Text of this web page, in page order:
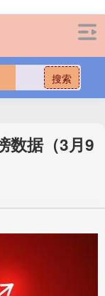
搜索
数据（3月9